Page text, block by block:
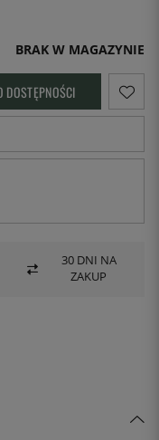
BRAK W MAGAZYNIE
DOSTĘPNOŚCI
30 DNI NA
ZAKUP